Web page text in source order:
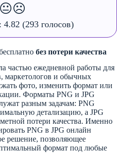
😐☹️
4.82 (293 голосов)
без потери качества
частью ежедневной работы для
маркетологов и обычных
фото, изменить формат или
Форматы PNG и JPG
разным задачам: PNG
детализацию, а JPG
потери качества. Именно
PNG в JPG онлайн
решение, позволяющее
формат под любые